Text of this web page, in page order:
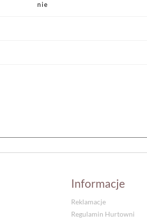
nie
Informacje
Reklamacje
Regulamin Hurtowni